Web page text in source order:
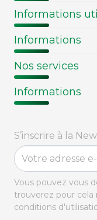
Informations
Informations
Nos services
Informations
S’inscrire à la
Vous pouvez vous
trouverez pour cela
conditions